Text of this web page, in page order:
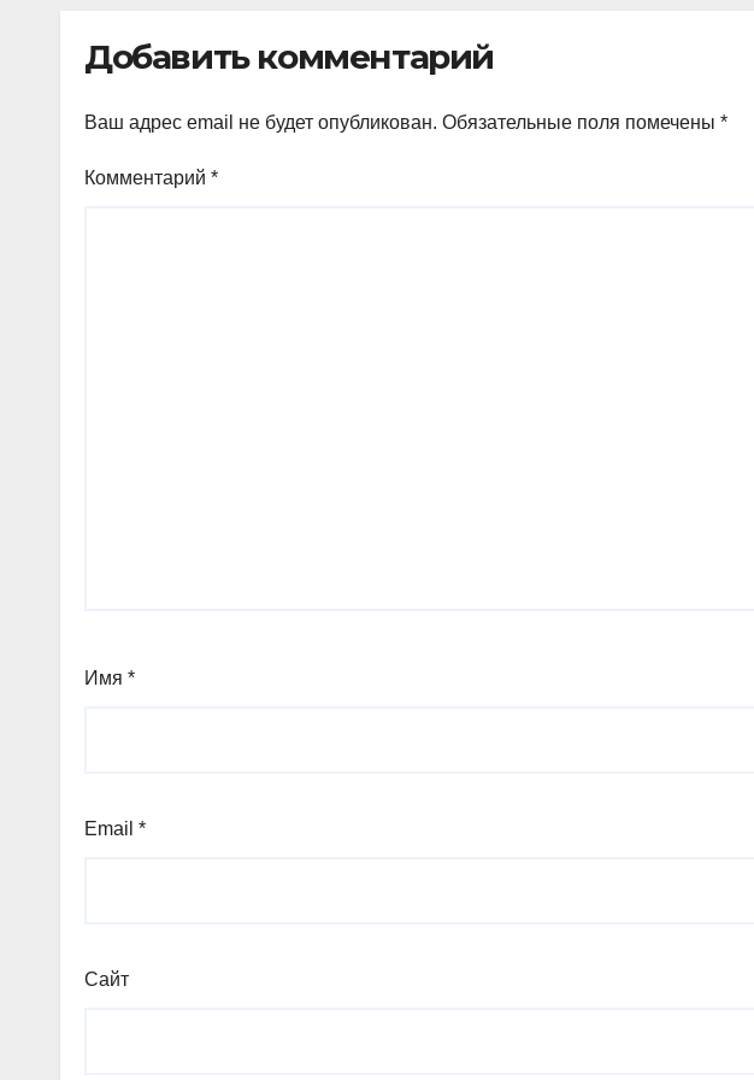
Добавить комментарий
Ваш адрес email не будет опубликован. Обязательные поля помечены *
Комментарий *
Имя *
Email *
Сайт